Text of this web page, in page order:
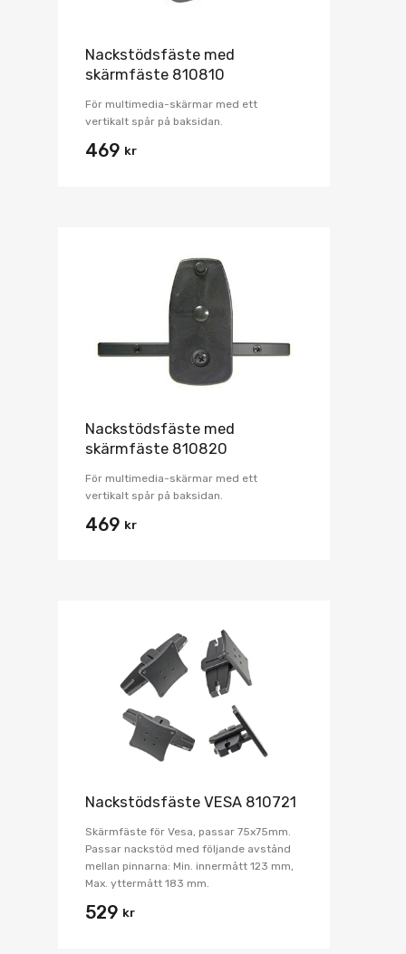
Nackstödsfäste med
skärmfäste 810810
För multimedia-skärmar med ett
vertikalt spår på baksidan.
469 kr
Nackstödsfäste med
skärmfäste 810820
För multimedia-skärmar med ett
vertikalt spår på baksidan.
469 kr
Nackstödsfäste VESA 810721
Skärmfäste för Vesa, passar 75x75mm.
Passar nackstöd med följande avstånd
mellan pinnarna: Min. innermått 123 mm,
Max. yttermått 183 mm.
529 kr